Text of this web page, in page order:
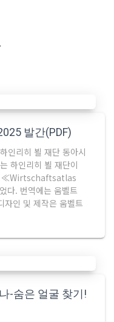
발간(PDF)
리히 뵐 재단 동아시
하인리히 뵐 재단이
≪Wirtschaftsatlas
다. 번역에는 움벨트
자인 및 제작은 움벨트
-숨은 얼굴 찾기!